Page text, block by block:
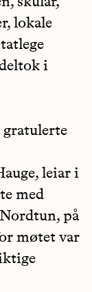
lokale
i
gratulerte
leiar i
med
på
møtet var